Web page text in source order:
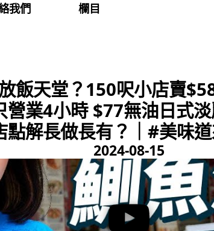
我們 欄目
飯天堂？150呎小店賣
業4小時 $77無油日式
點解長做長有？｜#美味
2024-08-15